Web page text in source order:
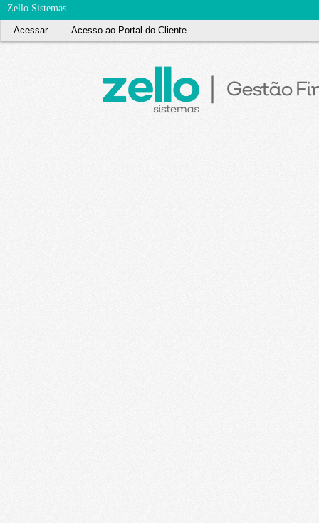
Zello Sistemas
Acessar Acesso ao Portal do Cliente